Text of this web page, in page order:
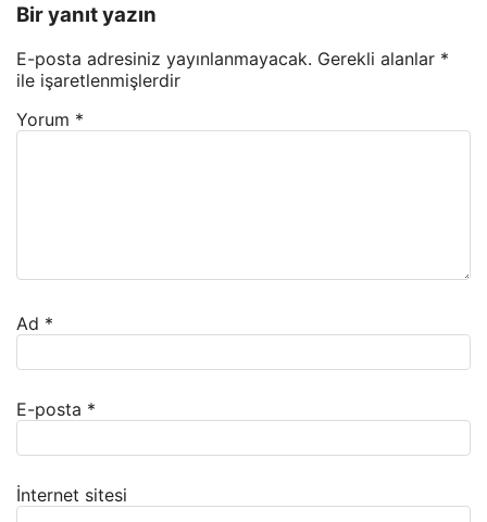
Bir yanıt yazın
E-posta adresiniz yayınlanmayacak. Gerekli alanlar *
ile işaretlenmişlerdir
Yorum *
Ad *
E-posta *
İnternet sitesi